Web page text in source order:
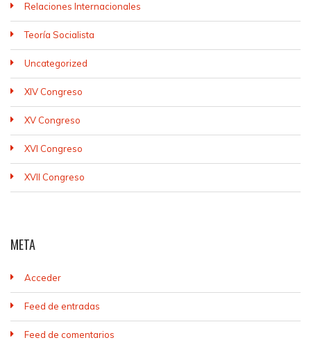
Relaciones Internacionales
Teoría Socialista
Uncategorized
XIV Congreso
XV Congreso
XVI Congreso
XVII Congreso
META
Acceder
Feed de entradas
Feed de comentarios